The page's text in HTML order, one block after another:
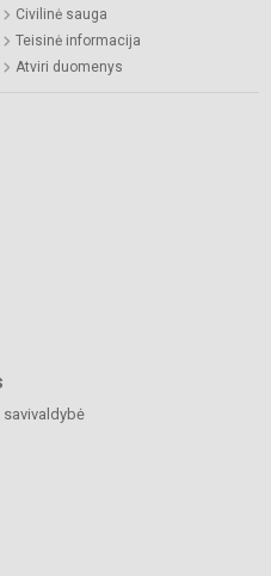
Civilinė sauga
Teisinė informacija
Atviri duomenys
savivaldybė